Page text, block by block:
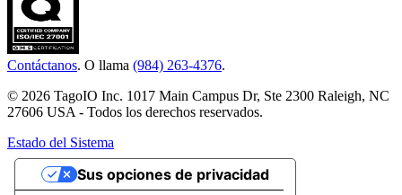
Contáctanos. O llama (984) 263-4376.
© 2026 TagoIO Inc. 1017 Main Campus Dr, Ste 2300 Raleigh, NC
27606 USA - Todos los derechos reservados.
Estado del Sistema
Sus opciones de privacidad